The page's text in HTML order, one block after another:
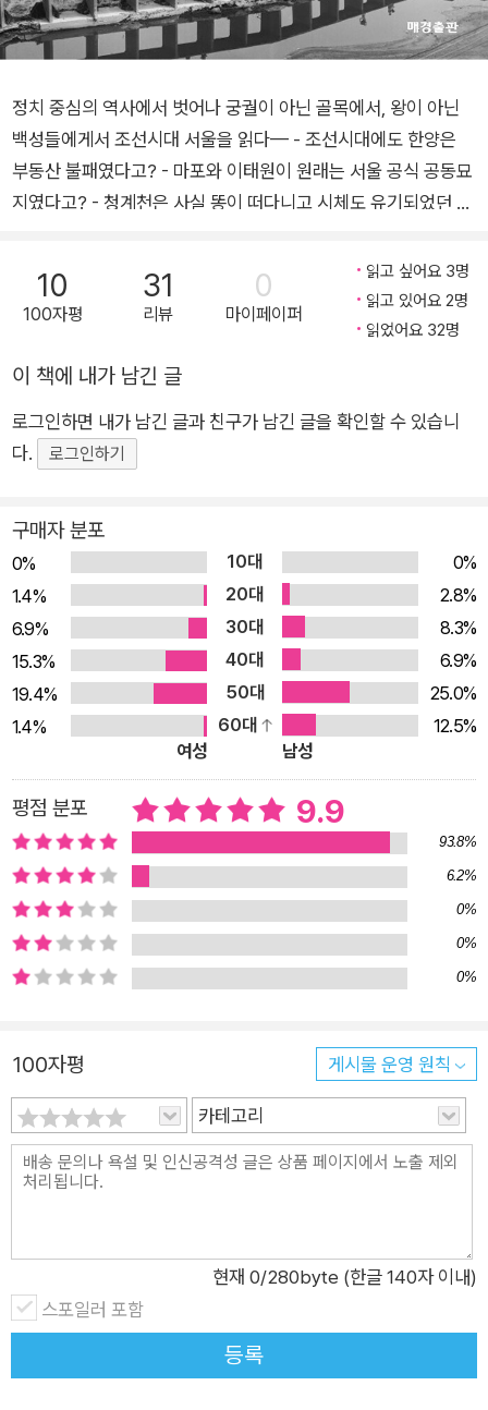
정치 중심의 역사에서 벗어나 궁궐이 아닌 골목에서, 왕이 아닌
백성들에게서 조선시대 서울을 읽다— - 조선시대에도 한양은
부동산 불패였다고? - 마포와 이태원이 원래는 서울 공식 공동묘
지였다고? - 청계천은 사실 똥이 떠다니고 시체도 유기되었던 도
흔히 왕과 신하가 오가던 정치의 무대로 기억되지만, 실제론 그보
다 더 넓고 복잡하며 수많은 사람들의 삶이 얽힌 도시였다. 그리
다. 《옛적 서울 이야기》는 그동안 따분하게 배워왔던 정치사나
왕조 중심의 조선으로만 바라보던 시선에서 벗어나, 도시 한양의
진짜 얼굴을 골목과 사람들 사이에서 찾아낸다. 궁궐이 아닌 주택
양을 흥미진진하게 풀어내어 과거의 한양을 시간 여행하듯 돌아
볼 수 있다. 1부 ‘조선의 서울, 한양’에서는 도시의 구조, 경제, 명
소, 위기와 같은 큰 이야기를 다룬다. 선입견과는 달리 한양은 소
고기 소비량이 엄청났던 미식의 도시였다. 독특한 내시들의 사회
와 복잡한 신분 질서가 있었으며, 조선 후기에는 지금처럼 주택
광풍과 부동산 가격 폭등이 벌어지는 등, 한양은 정치 무대를 넘
어선 생동감 넘치는 도시였다. 2부 ‘한양의 사람, 삶의 이야기’에
서는 역사책에서 쉽게 만나기 어려운 노비, 무당, 군인, 상인, 여
계천이 거대한 도시 하수도로 쓰였고, 지금의 이태원과 한남동은
공동묘지였으며, 왕십리와 서대문은 서울의 식자재를 공급하는
배추와 미나리 밭으로 유명했다는 사실은 ‘우리가 몰랐던’ 서울의
역사를 재발견하게 해준다. 따분하기만 한 역사서는 가라! 이 책
한 권으로 대한민국의 수도 ‘서울’의 과거를 전부 파헤친다! 이 책
은 서울을 주제로 한 역사 교양서지만, 기존의 도시사와는 결이
다르다. 정치 엘리트가 아닌 사람들의 자리에서 조선을 들여다보
인문 콘텐츠다. 서울의 현재는 조선의 골목 위에 있다. 《옛적 서
울 이야기》는 그 오랜 시간의 지층 위로 다시 한번 걸어보게 만드
는 책인 셈이다. “서울의 어느 빌딩이나 대로 옆, 언덕 위에 서서
200~300년 전의 광경을 상상해 보라. 마치 빛바랜 흑백사진을
보듯 그 시절의 장면이 머릿속에 어렴풋이 그려질 것이다. 저명한
간과 소통한다면 역사를 이해하는 새로운 시각을 가질 수 있다.”
- p.13, 「들어가며」 중에서
10
100자평
31
리뷰
0
마이페이퍼
읽고 싶어요 3명
읽고 있어요 2명
읽었어요 32명
이 책에 내가 남긴 글
로그인하면 내가 남긴 글과 친구가 남긴 글을 확인할 수 있습니
다.
로그인하기
구매자 분포
0% 10대
0%
1.4%
20대
2.8%
6.9%
30대
8.3%
15.3%
40대
6.9%
19.4%
50대
25.0%
1.4%
60대
12.5%
여성
남성
평점 분포 9.9
93.8%
6.2%
0%
0%
0%
100자평 게시물 운영 원칙
카테고리
현재 0/280byte (한글 140자 이내)
스포일러 포함
등록